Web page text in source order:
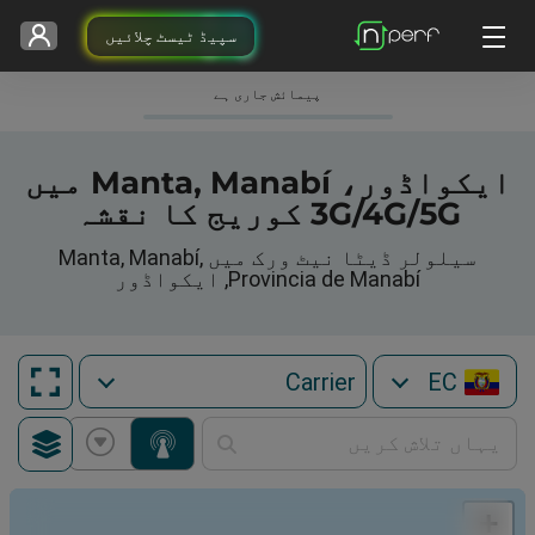
سپیڈ ٹیسٹ چلائیں
پیمائش جاری ہے
ایکواڈور، Manta, Manabí میں
3G/4G/5G کوریج کا نقشہ
سیلولر ڈیٹا نیٹ ورک میں Manta, Manabí,
Provincia de Manabí, ایکواڈور
EC